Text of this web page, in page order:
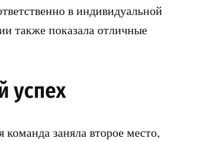
в индивидуальной
также показала отличные
успех
заняла второе место,